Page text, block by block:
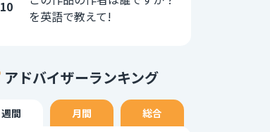
10
を英語で教えて!
アドバイザーランキング
週間 月間 総合